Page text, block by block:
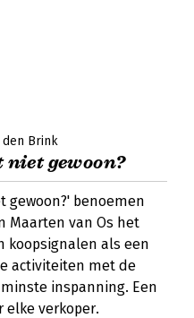
den Brink
niet gewoon?
gewoon?' benoemen
Maarten van Os het
koopsignalen als een
activiteiten met de
inspanning. Een
elke verkoper.